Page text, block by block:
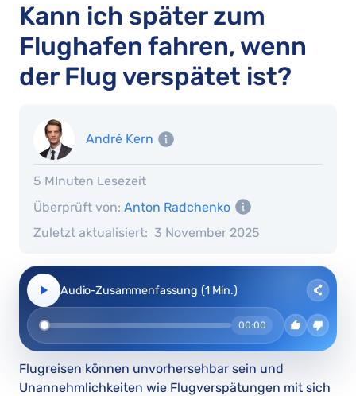
Kann ich später zum
Flughafen fahren, wenn
der Flug verspätet ist?
André Kern
5 MInuten Lesezeit
Zuletzt aktualisiert: 3 November 2025
Überprüft von: Anton Radchenko
00:00
Audio-Zusammenfassung (1 Min.)
Flugreisen können unvorhersehbar sein und
Unannehmlichkeiten wie Flugverspätungen mit sich